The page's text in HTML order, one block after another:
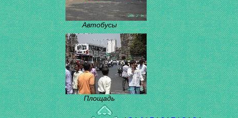
Автобусы
Площадь